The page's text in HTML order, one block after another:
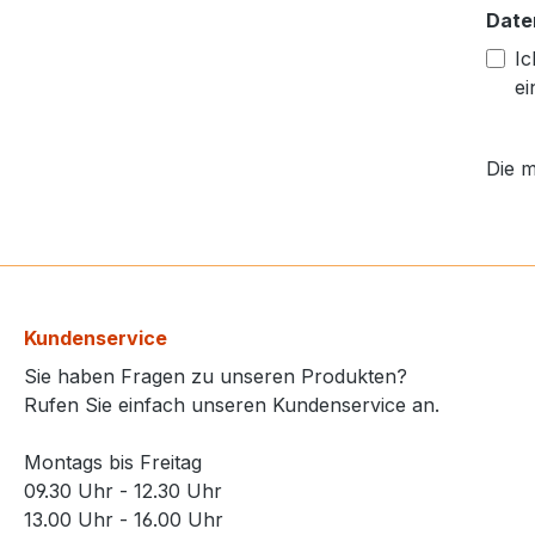
Die
Kundenservice
Sie haben Fragen zu unseren Produkten?
Rufen Sie einfach unseren Kundenservice an.
Montags bis Freitag
09.30 Uhr - 12.30 Uhr
13.00 Uhr - 16.00 Uhr